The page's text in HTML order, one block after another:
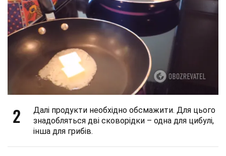
2
Далі продукти необхідно обсмажити. Для цього
знадобляться дві сковорідки – одна для цибулі,
інша для грибів.